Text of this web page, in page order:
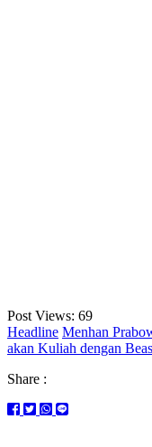
Post Views: 69
Headline Menhan
akan Kuliah dengan
Share :